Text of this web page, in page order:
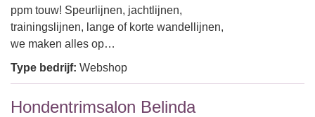
ppm touw! Speurlijnen, jachtlijnen,
trainingslijnen, lange of korte wandellijnen,
we maken alles op…
Type bedrijf: Webshop
Hondentrimsalon Belinda